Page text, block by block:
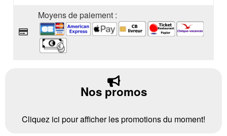
Moyens de paiement :
Nos promos
Cliquez ici pour afficher les promotions du moment!